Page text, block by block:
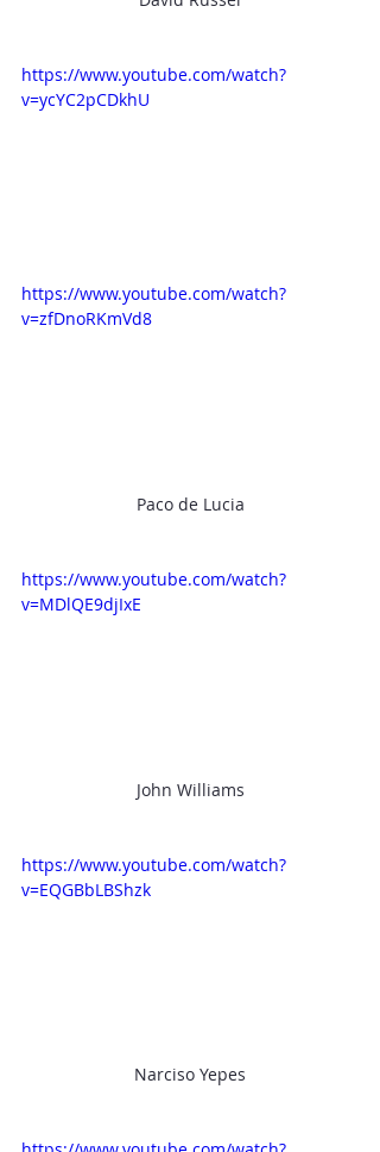
https://www.youtube.com/watch?
v=ycYC2pCDkhU
https://www.youtube.com/watch?
v=zfDnoRKmVd8
Paco de Lucia
https://www.youtube.com/watch?
v=MDlQE9djIxE
John Williams
https://www.youtube.com/watch?
v=EQGBbLBShzk
Narciso Yepes